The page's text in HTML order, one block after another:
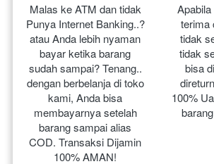
Malas ke ATM dan tidak
Punya Internet Banking..?
atau Anda lebih nyaman
bayar ketika barang
sudah sampai? Tenang..
dengan berbelanja di toko
kami, Anda bisa
membayarnya setelah
barang sampai alias
COD. Transaksi Dijamin
100% AMAN!
terima
tidak
tidak
bisa
100%